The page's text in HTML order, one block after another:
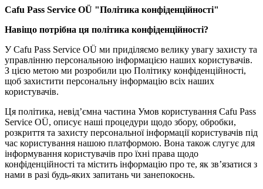
Cafu Pass Service OÜ "Політика конфіденційності"
Навіщо потрібна ця політика конфіденційності?
У Cafu Pass Service OÜ ми приділяємо велику увагу захисту та
управлінню персональною інформацією наших користувачів.
З цією метою ми розробили цю Політику конфіденційності,
щоб захистити персональну інформацію всіх наших
користувачів.
Ця політика, невід’ємна частина Умов користування Cafu Pass
Service OÜ, описує наші процедури щодо збору, обробки,
розкриття та захисту персональної інформації користувачів під
час користування нашою платформою. Вона також слугує для
інформування користувачів про їхні права щодо
конфіденційності та містить інформацію про те, як зв’язатися з
нами в разі будь-яких запитань чи занепокоєнь.